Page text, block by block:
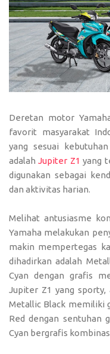
Deretan motor
favorit masyarakat
yang sesuai
adalahJupiter Z1 yang
digunakan sebagai
dan aktivitas harian.
Melihat antusiasme
Yamaha melakukan
makin mempertegas
dihadirkan adalah
Cyan dengan grafis
Jupiter Z1 yang sporty,
Metallic Black memiliki
Red dengan sentuhan
Cyan bergrafis